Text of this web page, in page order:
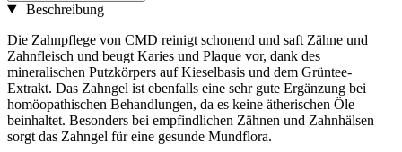
Beschreibung
Die Zahnpflege von CMD reinigt schonend und saft Zähne und
Zahnfleisch und beugt Karies und Plaque vor, dank des
mineralischen Putzkörpers auf Kieselbasis und dem Grüntee-
Extrakt. Das Zahngel ist ebenfalls eine sehr gute Ergänzung bei
homöopathischen Behandlungen, da es keine ätherischen Öle
beinhaltet. Besonders bei empfindlichen Zähnen und Zahnhälsen
sorgt das Zahngel für eine gesunde Mundflora.